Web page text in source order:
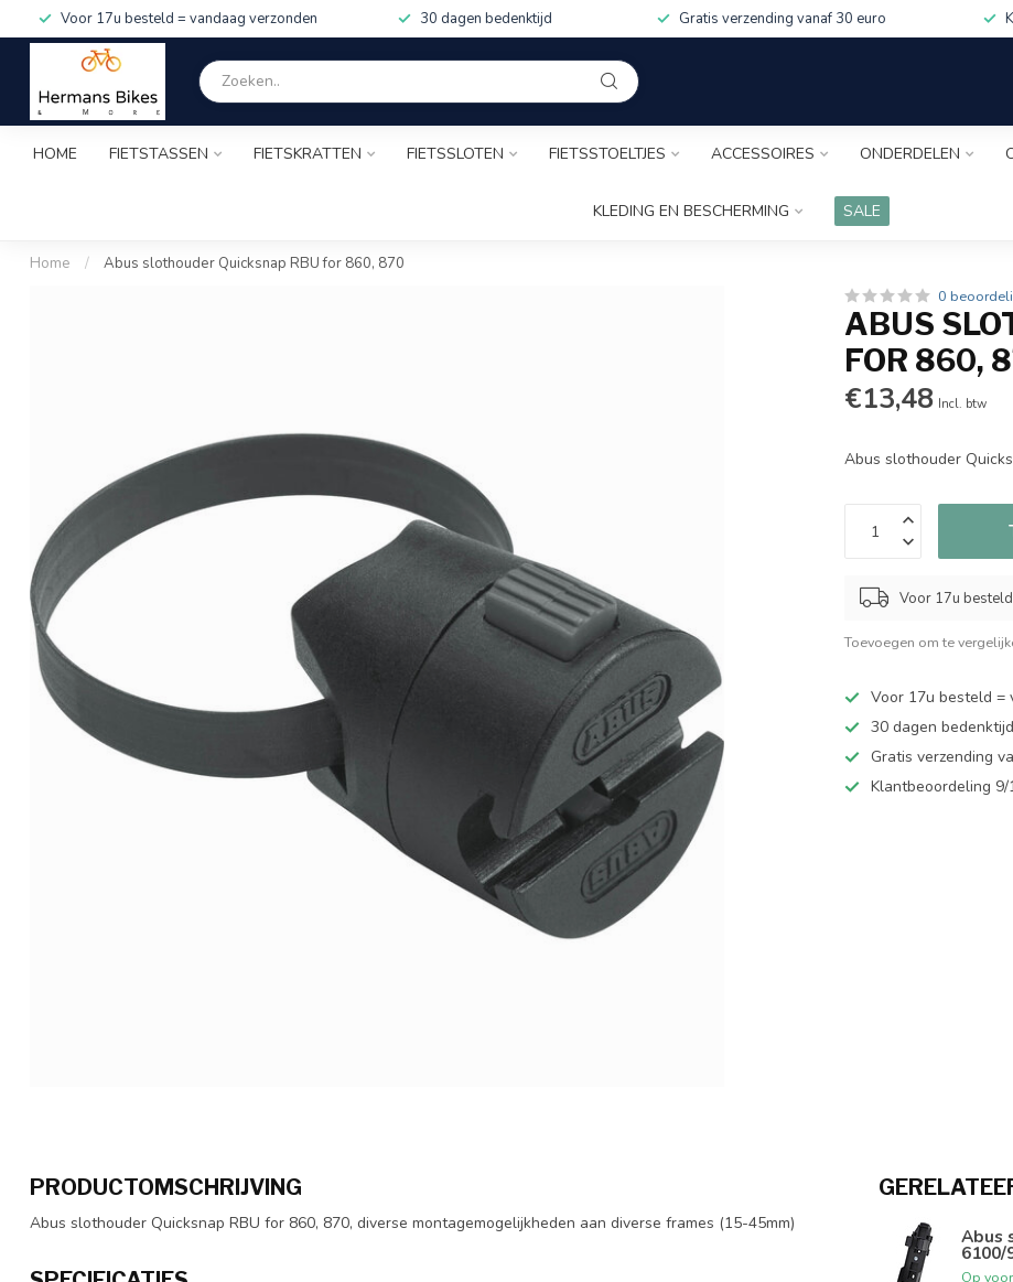
Voor 17u besteld = vandaag verzonden 30 dagen bedenktijd Gratis verzending vanaf 30 euro
HOME FIETSTASSEN FIETSKRATTEN FIETSSLOTEN FIETSSTOELTJES ACCESSOIRES ONDERDELEN
KLEDING EN BESCHERMING SALE
Home / Abus slothouder Quicksnap RBU for 860, 870
0
ABUS
FOR 860,
€13,48 Incl. btw
Abus slothouder
Voor 17u
Toevoegen om te
Voor 17u besteld =
30 dagen bedenktijd
Gratis verzending
Klantbeoordeling 9/
PRODUCTOMSCHRIJVING
Abus slothouder Quicksnap RBU for 860, 870, diverse montagemogelijkheden aan diverse frames (15-45mm)
Abus
6100/
Op